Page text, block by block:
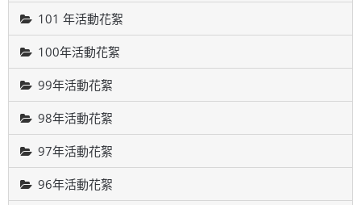
101 年活動花絮
100年活動花絮
99年活動花絮
98年活動花絮
97年活動花絮
96年活動花絮